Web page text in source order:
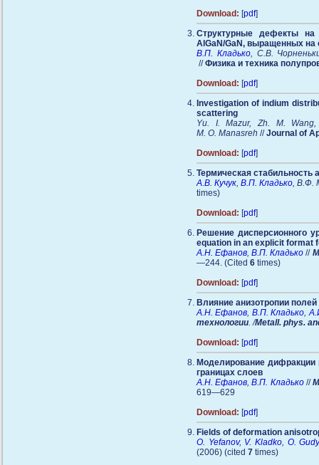
Download: [pdf]
Структурные дефекты на
AlGaN/GaN, выращенных на
В.П. Кладько, С.В.
//Физика и техника
Download: [pdf]
Investigation of indium
scattering
Yu. I. Mazur, Zh. M.
M. O. Manasreh //Journal of
Download: [pdf]
Термическая стабильность
А.В. Кучук,В.П. Кладько, В.Ф.
times)
Download: [pdf]
Решение дисперсионного
equation in an explicit format
А.Н. Ефанов,В.П. Кладько //
—244. (Cited 6 times)
Download: [pdf]
Влияние анизотропии
А.Н. Ефанов, В.П. Кладько,
технологии. /Metall. phys.
Download: [pdf]
Моделирование дифракции
границах слоев
А.Н. Ефанов,В.П. Кладько//
619—629
Download: [pdf]
Fields of deformation
O. Yefanov, V. Kladko, O.
(2006) (cited 7 times)